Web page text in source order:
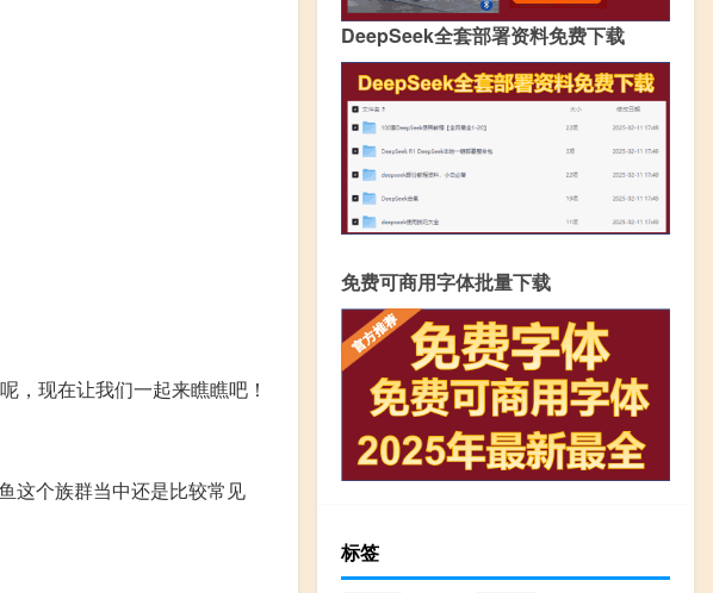
，现在让我们一起来瞧瞧吧！
这个族群当中还是比较常见
DeepSeek全套部署资料免费下载
免费可商用字体批量下载
标签